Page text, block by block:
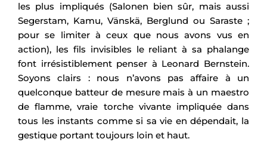
les plus impliqués (Salonen bien sûr, mais aussi
Segerstam, Kamu, Vänskä, Berglund ou Saraste ;
pour se limiter à ceux que nous avons vus en
action), les fils invisibles le reliant à sa phalange
font irrésistiblement penser à Leonard Bernstein.
Soyons clairs : nous n’avons pas affaire à un
quelconque batteur de mesure mais à un maestro
de flamme, vraie torche vivante impliquée dans
tous les instants comme si sa vie en dépendait, la
gestique portant toujours loin et haut.